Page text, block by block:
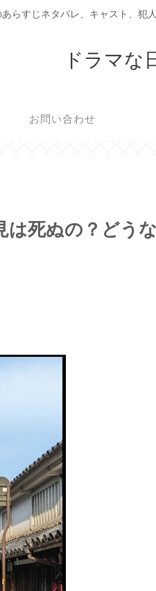
あらすじネタバレ、キャスト、犯
ドラマな
お問い合わせ
は死ぬの？どう